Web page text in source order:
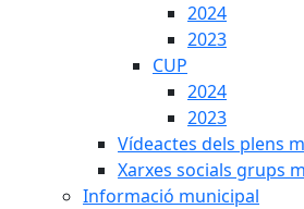
2024
2023
CUP
2024
2023
Vídeactes dels plens
Xarxes socials grups
Informació municipal